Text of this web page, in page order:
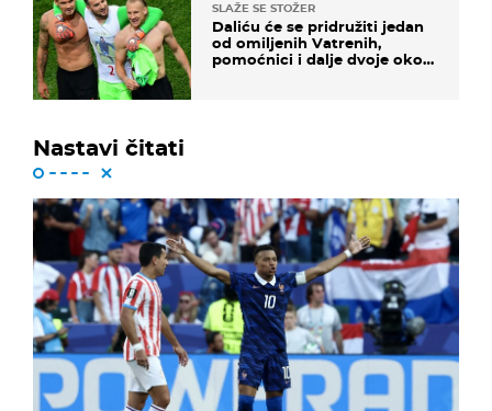
SLAŽE SE STOŽER
Daliću će se pridružiti jedan
od omiljenih Vatrenih,
pomoćnici i dalje dvoje oko
Nastavi čitati